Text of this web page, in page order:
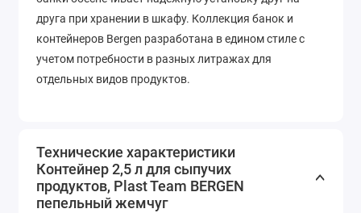
друга при хранении в шкафу. Коллекция банок и
контейнеров Bergen разработана в едином стиле с
учетом потребности в разных литражах для
отдельных видов продуктов.
Технические характеристики
Контейнер 2,5 л для сыпучих
продуктов, Plast Team BERGEN
пепельный жемчуг